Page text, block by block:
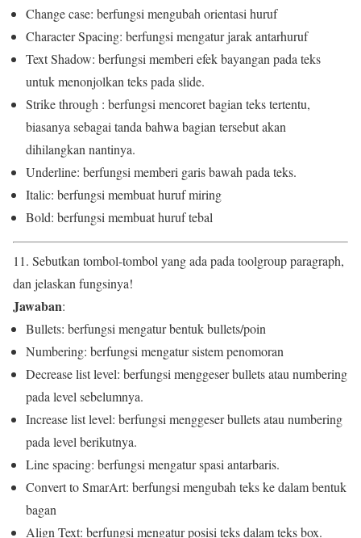
Change case: berfungsi mengubah orientasi huruf
Character Spacing: berfungsi mengatur jarak antarhuruf
Text Shadow: berfungsi memberi efek bayangan pada teks
untuk menonjolkan teks pada slide.
Strike through : berfungsi mencoret bagian teks tertentu,
biasanya sebagai tanda bahwa bagian tersebut akan
dihilangkan nantinya.
Underline: berfungsi memberi garis bawah pada teks.
Italic: berfungsi membuat huruf miring
Bold: berfungsi membuat huruf tebal
11. Sebutkan tombol-tombol yang ada pada toolgroup paragraph,
dan jelaskan fungsinya!
Jawaban:
Bullets: berfungsi mengatur bentuk bullets/poin
Numbering: berfungsi mengatur sistem penomoran
Decrease list level: berfungsi menggeser bullets atau numbering
pada level sebelumnya.
Increase list level: berfungsi menggeser bullets atau numbering
pada level berikutnya.
Line spacing: berfungsi mengatur spasi antarbaris.
Convert to SmarArt: berfungsi mengubah teks ke dalam bentuk
bagan
Align Text: berfungsi mengatur posisi teks dalam teks box.